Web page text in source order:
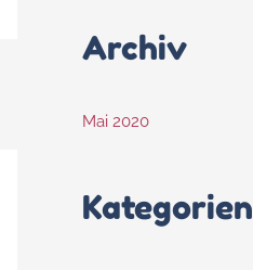
Archiv
Mai 2020
Kategorien